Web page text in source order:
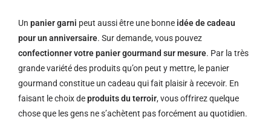
Un panier garni peut aussi être une bonne idée de cadeau
pour un anniversaire. Sur demande, vous pouvez
confectionner votre panier gourmand sur mesure. Par la très
grande variété des produits qu’on peut y mettre, le panier
gourmand constitue un cadeau qui fait plaisir à recevoir. En
faisant le choix deproduits du terroir, vous offrirez quelque
chose que les gens ne s’achètent pas forcément au quotidien.